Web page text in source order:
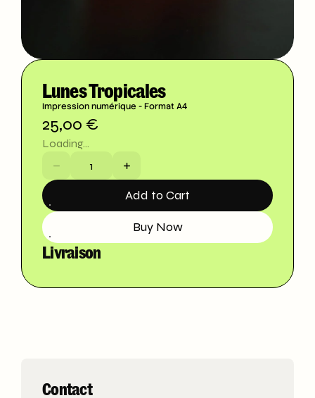
Lunes Tropicales
Impression numérique - Format A4
25,00 €
Loading...
Add to Cart
Buy Now
Livraison
Contact